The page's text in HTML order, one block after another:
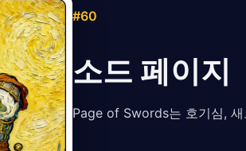
#60
소드 페이지
Page of Swords는 호기심,